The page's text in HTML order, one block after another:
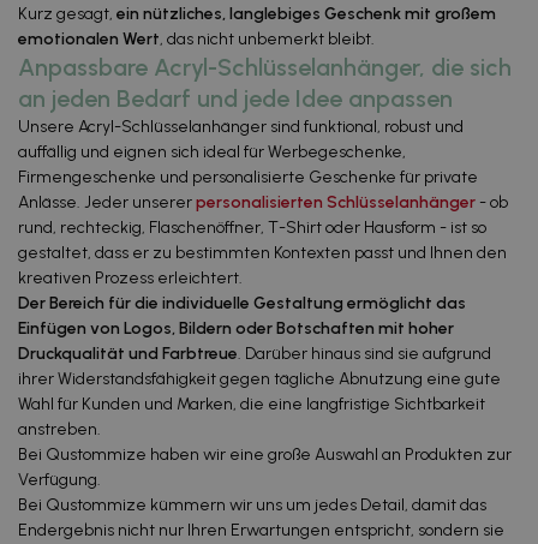
Kurz gesagt, ein nützliches, langlebiges Geschenk mit großem
emotionalen Wert, das nicht unbemerkt bleibt.
Anpassbare Acryl-Schlüsselanhänger, die sich
an jeden Bedarf und jede Idee anpassen
Unsere Acryl-Schlüsselanhänger sind funktional, robust und
auffällig und eignen sich ideal für Werbegeschenke,
Firmengeschenke und personalisierte Geschenke für private
Anlässe. Jeder unsererpersonalisierten Schlüsselanhänger - ob
rund, rechteckig, Flaschenöffner, T-Shirt oder Hausform - ist so
gestaltet, dass er zu bestimmten Kontexten passt und Ihnen den
kreativen Prozess erleichtert.
Der Bereich für die individuelle Gestaltung ermöglicht das
Einfügen von Logos, Bildern oder Botschaften mit hoher
Druckqualität und Farbtreue. Darüber hinaus sind sie aufgrund
ihrer Widerstandsfähigkeit gegen tägliche Abnutzung eine gute
Wahl für Kunden und Marken, die eine langfristige Sichtbarkeit
anstreben.
Bei Qustommize haben wir eine große Auswahl an Produkten zur
Verfügung.
Bei Qustommize kümmern wir uns um jedes Detail, damit das
Endergebnis nicht nur Ihren Erwartungen entspricht, sondern sie